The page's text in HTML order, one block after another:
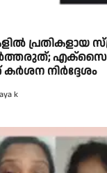
പ്രതികളായ
നിർദ്ദേശം
k